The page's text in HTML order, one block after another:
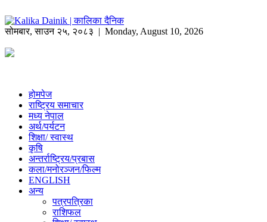
सोमबार,साउन २५, २०८३ | Monday, August 10, 2026
होमपेज
राष्ट्रिय समाचार
मध्य नेपाल
अर्थ/पर्यटन
शिक्षा/ स्वास्थ
कृषि
अन्तर्राष्ट्रिय/प्रबास
कला/मनोरञ्जन/फिल्म
ENGLISH
अन्य
पत्रपत्रिका
राशिफल